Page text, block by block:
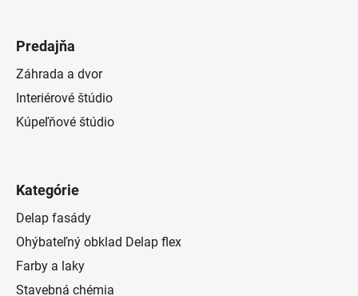
Predajňa
Záhrada a dvor
Interiérové štúdio
Kúpeľňové štúdio
Kategórie
Delap fasády
Ohýbateľný obklad Delap flex
Farby a laky
Stavebná chémia